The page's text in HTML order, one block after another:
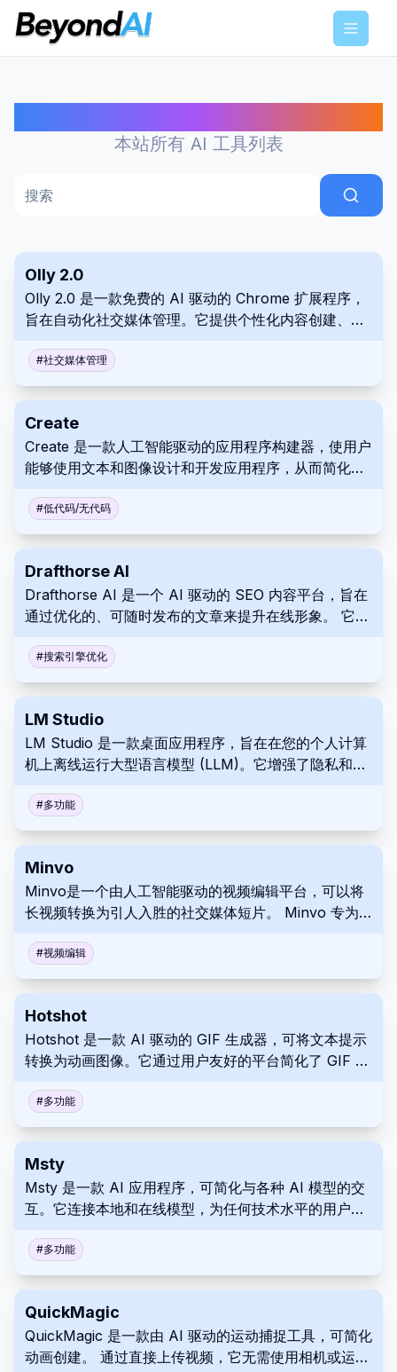
Menu
本站所有 AI 工具列表
搜索
Olly 2.0
Olly 2.0 是一款免费的 AI 驱动的 Chrome 扩展程序，
旨在自动化社交媒体管理。它提供个性化内容创建、帖
化了希望增强其在线影响力的个人、影响者和企业的工
作流程。
#社交媒体管理
Create
Create 是一款人工智能驱动的应用程序构建器，使用户
能够使用文本和图像设计和开发应用程序，从而简化了
户能够简化工作流程。 Create 使经验丰富的开发人员
和初学者都能够快速有效地将他们的应用程序想法变为
#低代码/无代码
Drafthorse AI
Drafthorse AI 是一个 AI 驱动的 SEO 内容平台，旨在
通过优化的、可随时发布的文章来提升在线形象。 它与
成，从而可以轻松发布。 在几分钟内改进您的内容生成
工作流程，从关键词到在线文章。
#搜索引擎优化
LM Studio
LM Studio 是一款桌面应用程序，旨在在您的个人计算
机上离线运行大型语言模型 (LLM)。它增强了隐私和数
容性。非常适合涉及敏感数据的个人项目、研究或开发
工作。
#多功能
Minvo
Minvo是一个由人工智能驱动的视频编辑平台，可以将
长视频转换为引人入胜的社交媒体短片。 Minvo 专为
过程，并提供字幕翻译、品牌定制、排程和效果分析工
具。
#视频编辑
Hotshot
Hotshot 是一款 AI 驱动的 GIF 生成器，可将文本提示
转换为动画图像。它通过用户友好的平台简化了 GIF 的
容。
#多功能
Msty
Msty 是一款 AI 应用程序，可简化与各种 AI 模型的交
互。它连接本地和在线模型，为任何技术水平的用户提
#多功能
QuickMagic
QuickMagic 是一款由 AI 驱动的运动捕捉工具，可简化
动画创建。 通过直接上传视频，它无需使用相机或运动